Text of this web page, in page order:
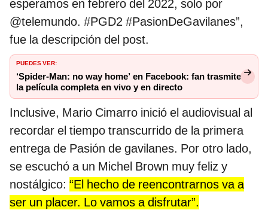
esperamos en febrero del 2022, solo por
@telemundo. #PGD2 #PasionDeGavilanes”,
fue la descripción del post.
PUEDES VER:
‘Spider-Man: no way home’ en Facebook: fan trasmite
la película completa en vivo y en directo
Inclusive, Mario Cimarro inició el audiovisual al
recordar el tiempo transcurrido de la primera
entrega de Pasión de gavilanes. Por otro lado,
se escuchó a un Michel Brown muy feliz y
nostálgico: “El hecho de reencontrarnos va a
ser un placer. Lo vamos a disfrutar”.